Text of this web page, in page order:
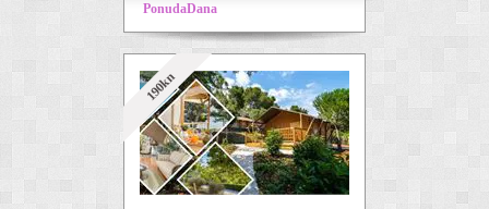
PonudaDana
190kn